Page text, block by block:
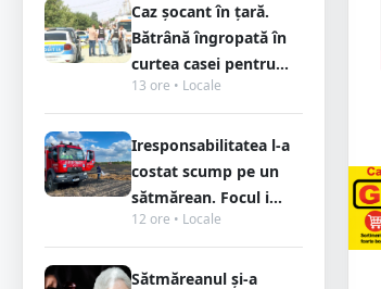
Caz șocant în țară.
Bătrână îngropată în
curtea casei pentru...
13 ore • Locale
Iresponsabilitatea l-a
costat scump pe un
sătmărean. Focul i...
12 ore • Locale
Sătmăreanul și-a